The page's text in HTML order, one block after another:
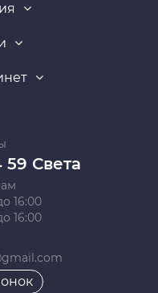
59 Света
16:00
16:00